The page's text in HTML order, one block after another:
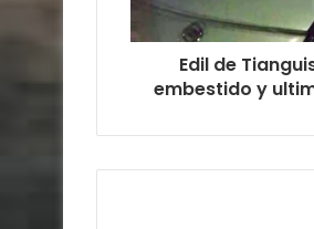
Edil de
embestido y